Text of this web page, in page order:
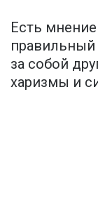
Есть
правильный
за собой
харизмы и